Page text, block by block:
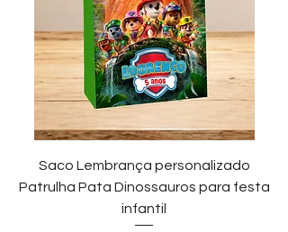
Saco Lembrança personalizado
Patrulha Pata Dinossauros para festa
infantil